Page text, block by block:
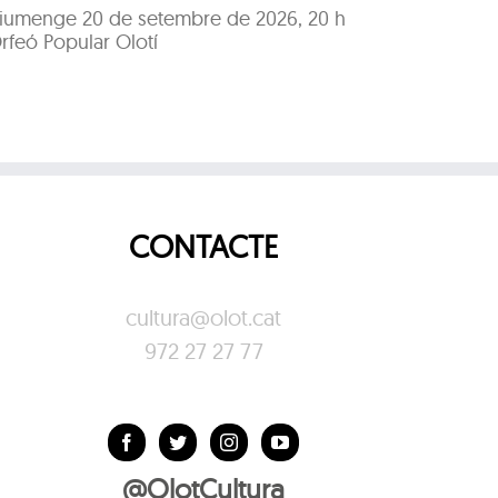
20 de setembre de 2026, 20 h
Popular Olotí
CONTACTE
cultura@olot.cat
972 27 27 77
@OlotCultura